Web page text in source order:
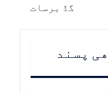
گڏ برسات
پسند